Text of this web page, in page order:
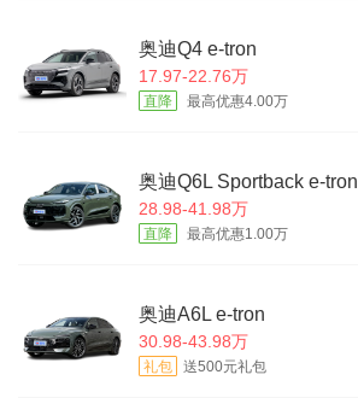
奥迪Q4 e-tron
17.97-22.76万
直降 最高优惠4.00万
奥迪Q6L Sportback e-tron
28.98-41.98万
直降 最高优惠1.00万
奥迪A6L e-tron
30.98-43.98万
礼包 送500元礼包